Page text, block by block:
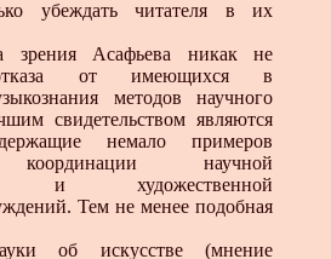
убеждать читателя в их
зрения Асафьева никак не
отказа от имеющихся в
методов научного
свидетельством являются
немало примеров
координации научной
и художественной
Тем не менее подобная
об искусстве (мнение